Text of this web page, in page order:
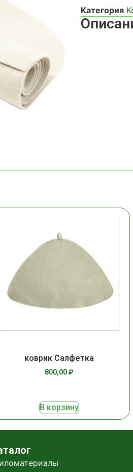
Категория
коврик Салфетка
800,00₽
В корзину